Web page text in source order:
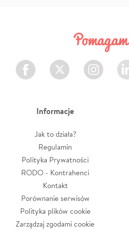
Facebook Twitter Instagram
Informacje
Jak to działa?
Regulamin
Polityka Prywatności
RODO - Kontrahenci
Kontakt
Porównanie serwisów
Polityka plików cookie
Zarządzaj zgodami cookie